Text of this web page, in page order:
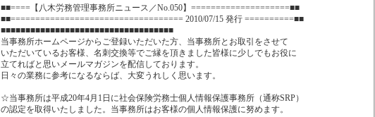
■■====【八木労務管理事務所ニュース／No.050】====================■■
■■=================================== 2010/07/15 発行 ==========■■
■■■■■■■■■■■■■■■■■■■■■■■■■■■■■■■■■■■
当事務所ホームページからご登録いただいた方、当事務所とお取引をさせて
いただいているお客様、名刺交換等でご縁を頂きました皆様に少しでもお役に
立てればと思いメールマガジンを配信しております。
日々の業務に参考になるならば、大変うれしく思います。
☆当事務所は平成20年4月1日に社会保険労務士個人情報保護事務所（通称SRP）
の認定を取得いたしました。当事務所はお客様の個人情報保護に努めます。